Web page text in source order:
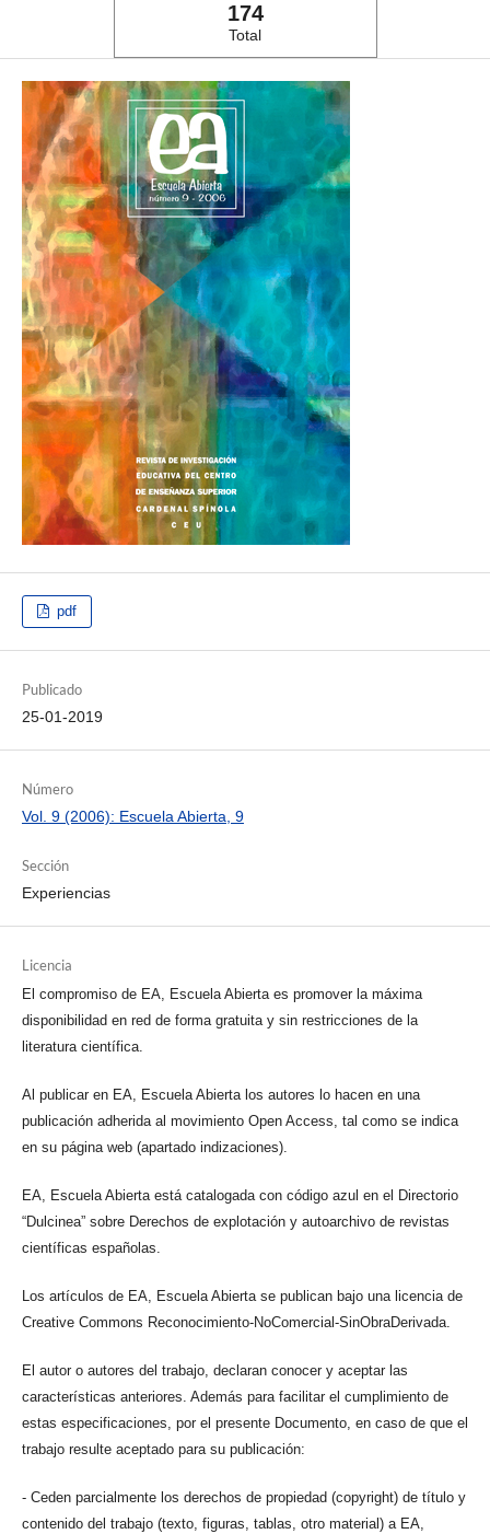
174
Total
pdf
Publicado
25-01-2019
Número
Vol. 9 (2006): Escuela Abierta, 9
Sección
Experiencias
Licencia
El compromiso de EA, Escuela Abierta es promover la máxima
disponibilidad en red de forma gratuita y sin restricciones de la
literatura científica.
Al publicar en EA, Escuela Abierta los autores lo hacen en una
publicación adherida al movimiento Open Access, tal como se indica
en su página web (apartado indizaciones).
EA, Escuela Abierta está catalogada con código azul en el Directorio
“Dulcinea” sobre Derechos de explotación y autoarchivo de revistas
científicas españolas.
Los artículos de EA, Escuela Abierta se publican bajo una licencia de
Creative Commons Reconocimiento-NoComercial-SinObraDerivada.
El autor o autores del trabajo, declaran conocer y aceptar las
características anteriores. Además para facilitar el cumplimiento de
estas especificaciones, por el presente Documento, en caso de que el
trabajo resulte aceptado para su publicación:
- Ceden parcialmente los derechos de propiedad (copyright) de título y
contenido del trabajo (texto, figuras, tablas, otro material) a EA,